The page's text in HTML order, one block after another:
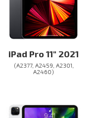
iPad Pro 11″ 2021
(A2377, A2459, A2301,
A2460)